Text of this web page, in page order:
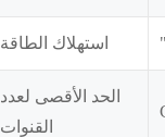
استهلاك الطاقة
الحد الأقصى لعدد
القنوات